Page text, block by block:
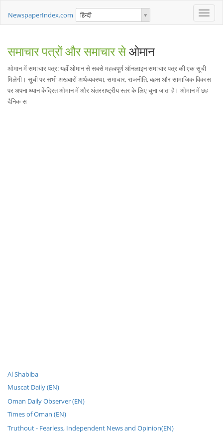
Toggle
NewspaperIndex.com हिन्दी
समाचार पत्रों और समाचार सेओमान
ओमान में समाचार पत्र: यहाँ ओमान से सबसे महत्वपूर्ण ऑनलाइन समाचार पत्र की एक सूची
मिलेगी। सूची पर सभी अखबारों अर्थव्यवस्था, समाचार, राजनीति, बहस और सामाजिक विकास
पर अपना ध्यान केंद्रित ओमान में और अंतरराष्ट्रीय स्तर के लिए चुना जाता है। ओमान में छह
दैनिक स
Al Shabiba
Muscat Daily (EN)
Oman Daily Observer (EN)
Times of Oman (EN)
Truthout - Fearless, Independent News and Opinion(EN)